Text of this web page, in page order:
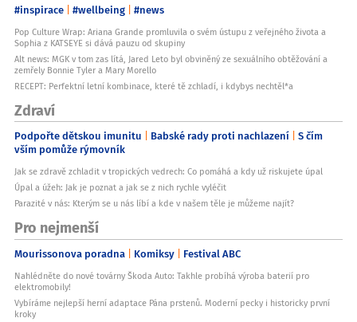
#inspirace #wellbeing #news
Pop Culture Wrap: Ariana Grande promluvila o svém ústupu z veřejného života a
Sophia z KATSEYE si dává pauzu od skupiny
Alt news: MGK v tom zas lítá, Jared Leto byl obviněný ze sexuálního obtěžování a
zemřely Bonnie Tyler a Mary Morello
RECEPT: Perfektní letní kombinace, které tě zchladí, i kdybys nechtěl*a
Zdraví
Podpořte dětskou imunitu Babské rady proti nachlazení S čím
vším pomůže rýmovník
Jak se zdravě zchladit v tropických vedrech: Co pomáhá a kdy už riskujete úpal
Úpal a úžeh: Jak je poznat a jak se z nich rychle vyléčit
Parazité v nás: Kterým se u nás líbí a kde v našem těle je můžeme najít?
Pro nejmenší
Mourissonova poradna Komiksy Festival ABC
Nahlédněte do nové továrny Škoda Auto: Takhle probíhá výroba baterií pro
elektromobily!
Vybíráme nejlepší herní adaptace Pána prstenů. Moderní pecky i historicky první
kroky